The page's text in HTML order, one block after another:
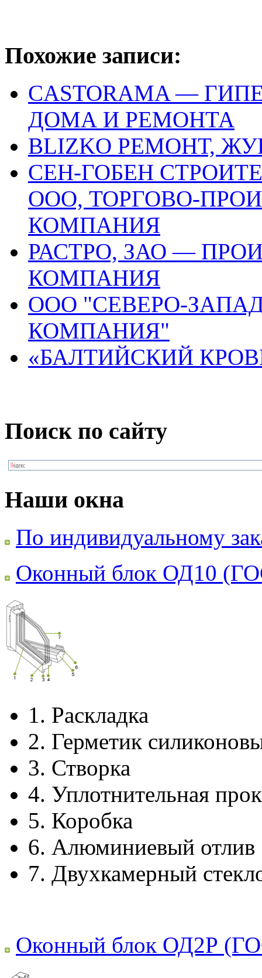
Похожие записи:
CASTORAMA —
ДОМА И РЕМОНТА
BLIZKO РЕМОНТ,
СЕН-ГОБЕН
ООО, ТОРГОВО-
КОМПАНИЯ
РАСТРО, ЗАО —
КОМПАНИЯ
ООО "CЕВЕРО-
КОМПАНИЯ"
«БАЛТИЙСКИЙ
Поиск по сайту
Наши окна
По индивидуальному
Оконный блок ОД10
1. Раскладка
2. Герметик
3. Створка
4. Уплотнительная
5. Коробка
6. Алюминиевый отлив
7. Двухкамерный
Оконный блок ОД2Р